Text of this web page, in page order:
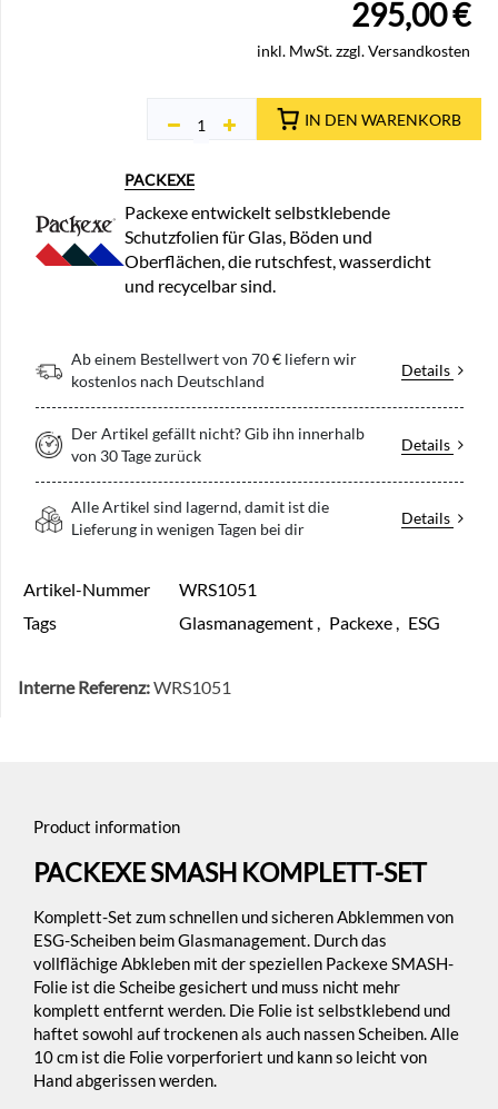
295,00€
inkl. MwSt. zzgl. Versandkosten
IN DEN WARENKORB
PACKEXE
Packexe entwickelt selbstklebende
Schutzfolien für Glas, Böden und
Oberflächen, die rutschfest, wasserdicht
und recycelbar sind.
Ab einem Bestellwert von 70 € liefern wir
kostenlos nach Deutschland
Details
Der Artikel gefällt nicht? Gib ihn innerhalb
von 30 Tage zurück
Details
Alle Artikel sind lagernd, damit ist die
Lieferung in wenigen Tagen bei dir
Details
Artikel-Nummer
WRS1051
Tags
Glasmanagement, Packexe, ESG
Interne Referenz:WRS1051
Product information
PACKEXE SMASH KOMPLETT-SET
Komplett-Set zum schnellen und sicheren Abklemmen von
ESG-Scheiben beim Glasmanagement. Durch das
vollflächige Abkleben mit der speziellen Packexe SMASH-
Folie ist die Scheibe gesichert und muss nicht mehr
komplett entfernt werden. Die Folie ist selbstklebend und
haftet sowohl auf trockenen als auch nassen Scheiben. Alle
10 cm ist die Folie vorperforiert und kann so leicht von
Hand abgerissen werden.